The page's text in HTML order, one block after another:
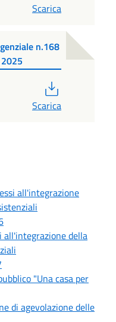
Scarica
n.168
Scarica
all'integrazione
all'integrazione della
"Una casa per
di agevolazione delle